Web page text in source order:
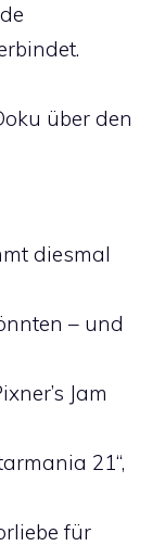
über den
diesmal
– und
Jam
21“,
für